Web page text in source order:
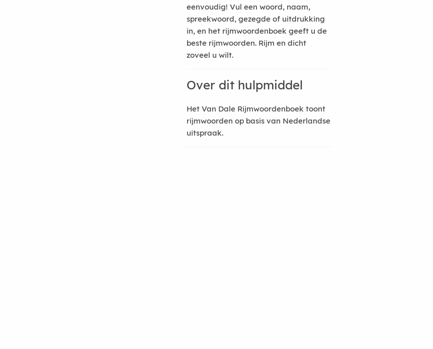
eenvoudig! Vul een woord, naam,
spreekwoord, gezegde of uitdrukking
in, en het rijmwoordenboek geeft u de
beste rijmwoorden. Rijm en dicht
zoveel u wilt.
Over dit hulpmiddel
Het Van Dale Rijmwoordenboek toont
rijmwoorden op basis van Nederlandse
uitspraak.